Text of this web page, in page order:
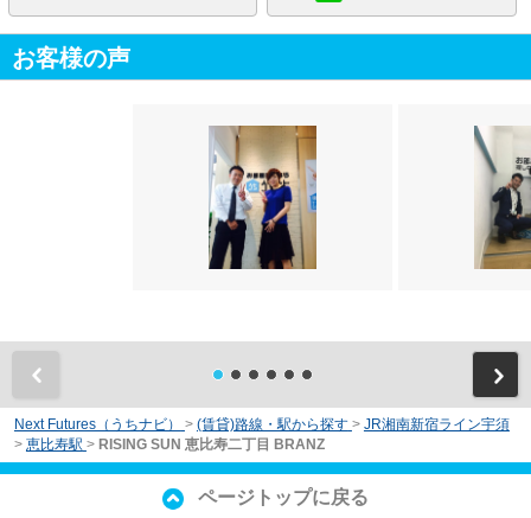
お客様の声
Next Futures（うちナビ） > (賃貸)路線・駅から探す > JR湘南新宿ライン宇須
> 恵比寿駅 > RISING SUN 恵比寿二丁目 BRANZ
ページトップに戻る